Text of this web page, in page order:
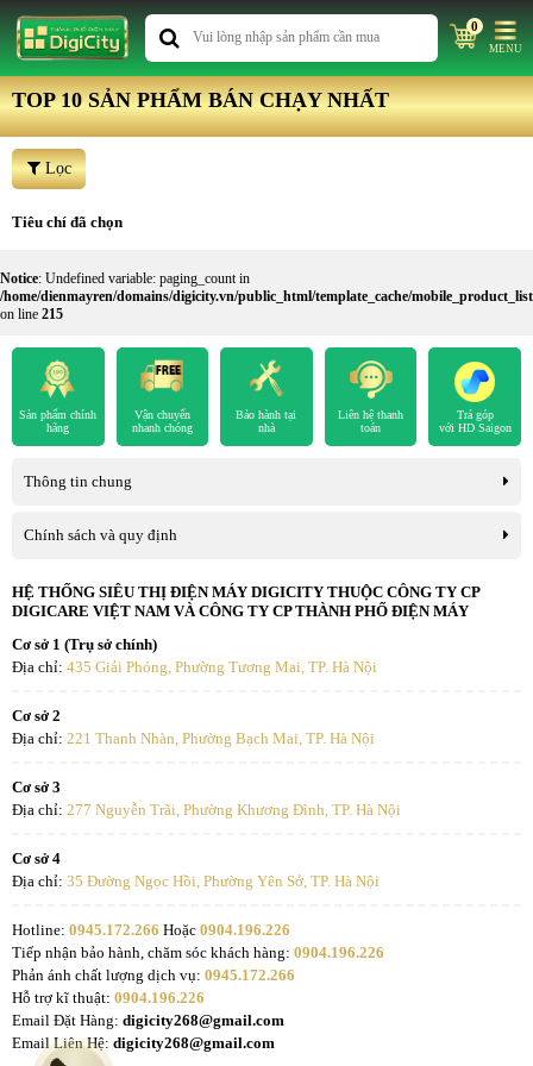
0
MENU
TOP 10 SẢN PHẨM BÁN CHẠY NHẤT
Lọc
Tiêu chí đã chọn
Notice: Undefined variable: paging_count in
/home/dienmayren/domains/digicity.vn/public_html/template_cache/
on line 215
Sản phẩm chính
hãng
Vận chuyển
nhanh chóng
Bảo hành tại
nhà
Liên hệ thanh
toán
Trả góp
với HD Saigon
Thông tin chung
Chính sách và quy định
HỆ THỐNG SIÊU THỊ ĐIỆN MÁY DIGICITY THUỘC CÔNG TY CP
DIGICARE VIỆT NAM VÀ CÔNG TY CP THÀNH PHỐ ĐIỆN MÁY
Cơ sở 1 (Trụ sở chính)
Địa chỉ: 435 Giải Phóng, Phường Tương Mai, TP. Hà Nội
Cơ sở 2
Địa chỉ: 221 Thanh Nhàn, Phường Bạch Mai, TP. Hà Nội
Cơ sở 3
Địa chỉ: 277 Nguyễn Trãi, Phường Khương Đình, TP. Hà Nội
Cơ sở 4
Địa chỉ: 35 Đường Ngọc Hồi, Phường Yên Sở, TP. Hà Nội
Hotline: 0945.172.266 Hoặc 0904.196.226
Tiếp nhận bảo hành, chăm sóc khách hàng: 0904.196.226
Phản ánh chất lượng dịch vụ: 0945.172.266
Hỗ trợ kĩ thuật: 0904.196.226
Email Đặt Hàng: digicity268@gmail.com
Email Liên Hệ: digicity268@gmail.com